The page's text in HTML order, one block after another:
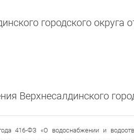
городского округа
Верхнесалдинского
416-ФЗ «О водоснабжении и